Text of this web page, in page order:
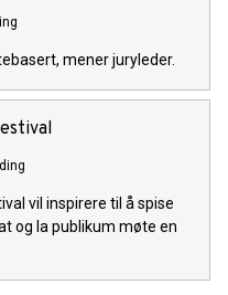
mener juryleder.
vil inspirere til å spise
og la publikum møte en